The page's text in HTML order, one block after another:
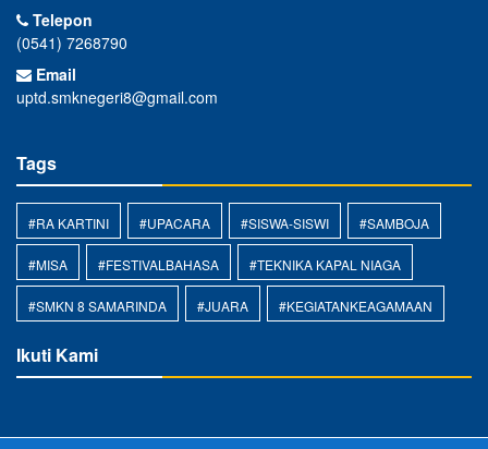
Telepon
(0541) 7268790
Email
uptd.smknegeri8@gmail.com
Tags
#RA KARTINI #UPACARA #SISWA-SISWI #SAMBOJA
#MISA #FESTIVALBAHASA #TEKNIKA KAPAL NIAGA
#SMKN 8 SAMARINDA #JUARA #KEGIATANKEAGAMAAN
Ikuti Kami